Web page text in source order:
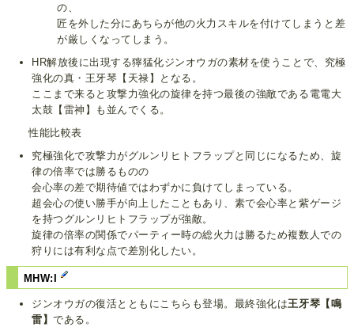
の、
匠を外した分にあちらが他の火力スキルを付けてしまうと差
が厳しくなってしまう。
HR解放後に出現する獰猛化ジンオウガの素材を使うことで、究極
強化の真・王牙琴【天禄】となる。
ここまで来ると攻撃力強化の旋律を持つ最後の強敵である電電大
太鼓【雷神】も並んでくる。
性能比較表
究極強化で攻撃力がグルンリヒトフラップと同じになるため、旋
律の倍率では勝るものの
会心率の差で期待値ではわずかに負けてしまっている。
超会心の使い勝手が向上したこともあり、素で会心率と紫ゲージ
を持つグルンリヒトフラップが強敵。
旋律の倍率の関係でパーティー時の総火力は勝るため複数人での
狩りには有利な点で差別化したい。
MHW:I
ジンオウガの復活とともにこちらも登場。最終強化は王牙琴【鳴
雷】である。